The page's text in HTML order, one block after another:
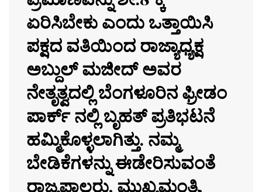
ಏರಿಸಿಬೇಕು ಎಂದು ಒತ್ತಾಯಿಸಿ
ಪಕ್ಷದ ವತಿಯಿಂದ ರಾಜ್ಯಾಧ್ಯಕ್ಷ
ಅಬ್ದುಲ್ ಮಜೀದ್ ಅವರ
ನೇತೃತ್ವದಲ್ಲಿ ಬೆಂಗಳೂರಿನ ಫ್ರೀಡಂ
ಪಾರ್ಕ್ ನಲ್ಲಿ ಬೃಹತ್ ಪ್ರತಿಭಟನೆ
ಹಮ್ಮಿಕೊಳ್ಳಲಾಗಿತ್ತು. ನಮ್ಮ
ಬೇಡಿಕೆಗಳನ್ನು ಈಡೇರಿಸುವಂತೆ
ರಾಜ್ಯಪಾಲರು, ಮುಖ್ಯಮಂತ್ರಿ,